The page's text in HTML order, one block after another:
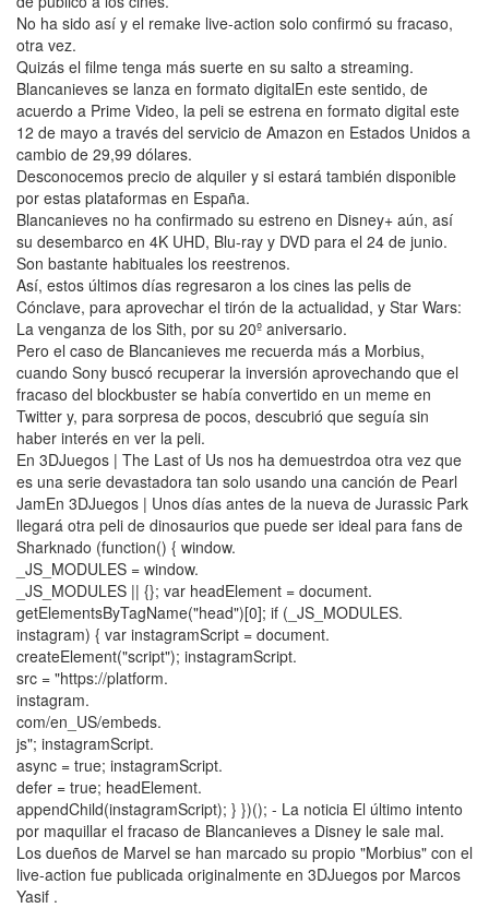
No ha sido así y el remake live-action solo confirmó su fracaso,
otra vez.
Quizás el filme tenga más suerte en su salto a streaming.
Blancanieves se lanza en formato digitalEn este sentido, de
acuerdo a Prime Video, la peli se estrena en formato digital este
12 de mayo a través del servicio de Amazon en Estados Unidos a
cambio de 29,99 dólares.
Desconocemos precio de alquiler y si estará también disponible
por estas plataformas en España.
Blancanieves no ha confirmado su estreno en Disney+ aún, así
su desembarco en 4K UHD, Blu-ray y DVD para el 24 de junio.
Son bastante habituales los reestrenos.
Así, estos últimos días regresaron a los cines las pelis de
Cónclave, para aprovechar el tirón de la actualidad, y Star Wars:
La venganza de los Sith, por su 20º aniversario.
Pero el caso de Blancanieves me recuerda más a Morbius,
cuando Sony buscó recuperar la inversión aprovechando que el
fracaso del blockbuster se había convertido en un meme en
Twitter y, para sorpresa de pocos, descubrió que seguía sin
haber interés en ver la peli.
En 3DJuegos | The Last of Us nos ha demuestrdoa otra vez que
es una serie devastadora tan solo usando una canción de Pearl
JamEn 3DJuegos | Unos días antes de la nueva de Jurassic Park
llegará otra peli de dinosaurios que puede ser ideal para fans de
Sharknado (function() { window.
_JS_MODULES = window.
_JS_MODULES || {}; var headElement = document.
getElementsByTagName("head")[0]; if (_JS_MODULES.
instagram) { var instagramScript = document.
createElement("script"); instagramScript.
src = "https://platform.
instagram.
com/en_US/embeds.
js"; instagramScript.
async = true; instagramScript.
defer = true; headElement.
appendChild(instagramScript); } })(); - La noticia El último intento
por maquillar el fracaso de Blancanieves a Disney le sale mal.
Los dueños de Marvel se han marcado su propio "Morbius" con el
live-action fue publicada originalmente en 3DJuegos por Marcos
Yasif .